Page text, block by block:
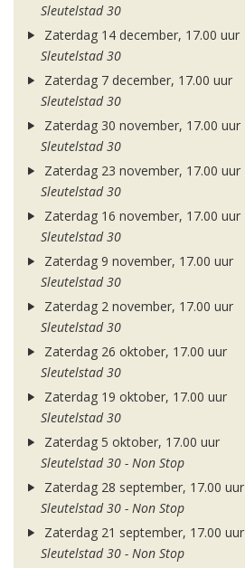
Sleutelstad 30
Zaterdag 14 december, 17.00 uur
Sleutelstad 30
Zaterdag 7 december, 17.00 uur
Sleutelstad 30
Zaterdag 30 november, 17.00 uur
Sleutelstad 30
Zaterdag 23 november, 17.00 uur
Sleutelstad 30
Zaterdag 16 november, 17.00 uur
Sleutelstad 30
Zaterdag 9 november, 17.00 uur
Sleutelstad 30
Zaterdag 2 november, 17.00 uur
Sleutelstad 30
Zaterdag 26 oktober, 17.00 uur
Sleutelstad 30
Zaterdag 19 oktober, 17.00 uur
Sleutelstad 30
Zaterdag 5 oktober, 17.00 uur
Sleutelstad 30 - Non Stop
Zaterdag 28 september, 17.00 uur
Sleutelstad 30 - Non Stop
Zaterdag 21 september, 17.00 uur
Sleutelstad 30 - Non Stop